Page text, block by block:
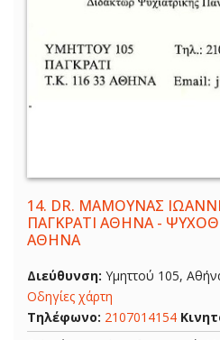
14. DR. ΜΑΜΟΥΝΑΣ
ΠΑΓΚΡΑΤΙ ΑΘΗΝΑ -
ΑΘΗΝΑ
Διεύθυνση: Υμηττού 105,
Οδηγίες χάρτη
Τηλέφωνο: 2107014154